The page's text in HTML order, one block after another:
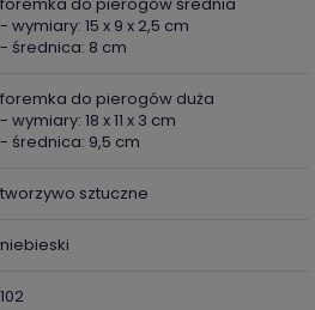
foremka do pierogów średnia
- wymiary: 15 x 9 x 2,5 cm
- średnica: 8 cm
foremka do pierogów duża
- wymiary: 18 x 11 x 3 cm
- średnica: 9,5 cm
tworzywo sztuczne
niebieski
102